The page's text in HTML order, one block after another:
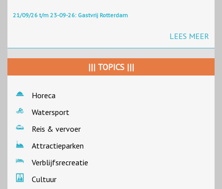
21/09/26 t/m 23-09-26: Gastvrij Rotterdam
LEES MEER
||| TOPICS |||
Horeca
Watersport
Reis & vervoer
Attractieparken
Verblijfsrecreatie
Cultuur